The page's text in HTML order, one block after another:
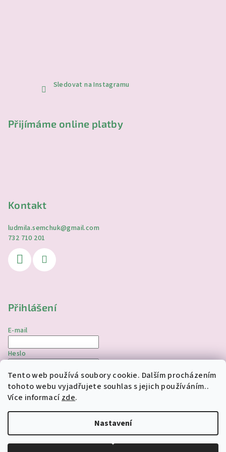
Tento web používá soubory cookie. Dalším procházením
tohoto webu vyjadřujete souhlas s jejich používáním..
Více informacízde.
Nastavení
Sledovat na Instagramu
Přijímáme online platby
Kontakt
ludmila.semchuk@gmail.com
732 710 201
Přihlášení
E-mail
Heslo
Přihlásit se
Nová registrace Zapomenuté heslo
Upravit nastavení cookies